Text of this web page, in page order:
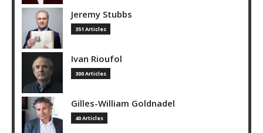
Jeremy Stubbs
351 Articles
Ivan Rioufol
300 Articles
Gilles-William Goldnadel
40 Articles